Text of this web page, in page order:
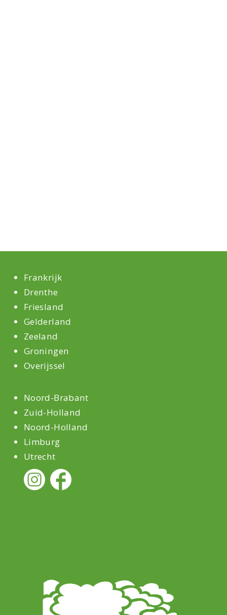
Frankrijk
Drenthe
Friesland
Gelderland
Zeeland
Groningen
Overijssel
Noord-Brabant
Zuid-Holland
Noord-Holland
Limburg
Utrecht